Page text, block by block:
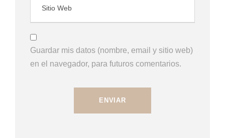
Guardar mis datos (nombre, email y sitio web)
en el navegador, para futuros comentarios.